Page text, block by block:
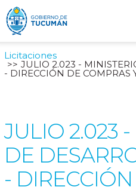
Licitaciones
JULIO 2.023 -
- DIRECCIÓN DE COMPRAS
JULIO 2.023
DE
-